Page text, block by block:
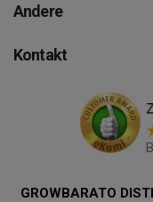
Andere
Kontakt
GROWBARATO